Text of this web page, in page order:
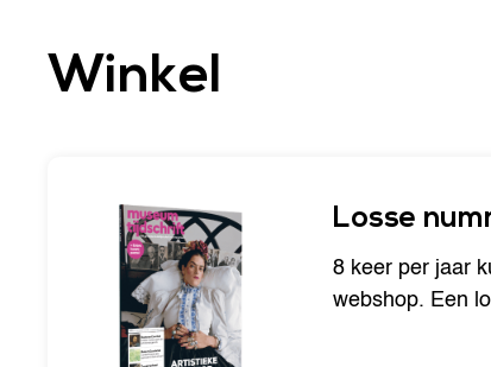
Winkel
Losse
8 keer per jaar
webshop. Een